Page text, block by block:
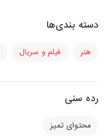
دسته بندی‌ها
هنر فیلم و سریال
رده سنی
محتوای تمیز